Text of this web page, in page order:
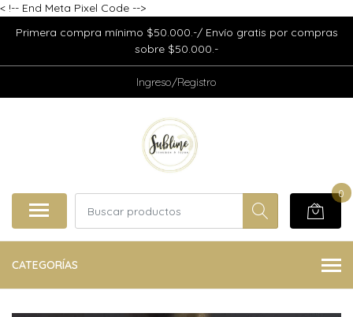
< !-- End Meta Pixel Code -->
Primera compra mínimo $50.000.-/ Envío gratis por compras
sobre $50.000.-
Ingreso/Registro
0
CATEGORÍAS